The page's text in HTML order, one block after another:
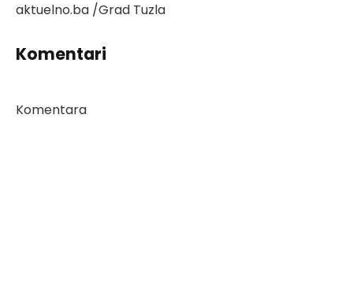
aktuelno.ba /Grad Tuzla
Komentari
Komentara